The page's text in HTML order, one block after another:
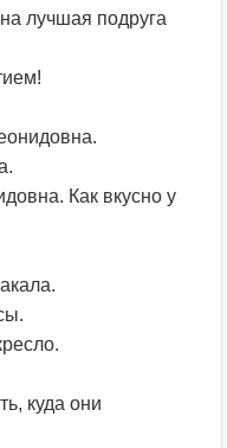
лучшая подруга
Как вкусно у
куда они